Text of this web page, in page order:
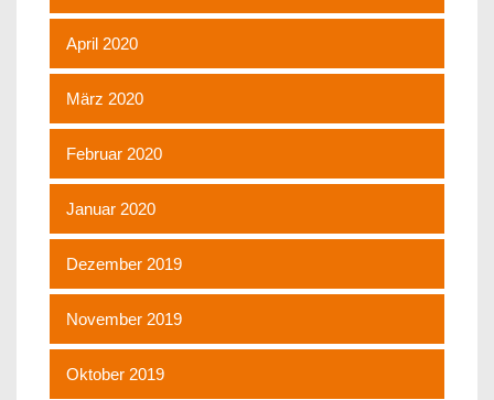
April 2020
März 2020
Februar 2020
Januar 2020
Dezember 2019
November 2019
Oktober 2019